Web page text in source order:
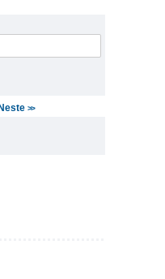
Neste >>